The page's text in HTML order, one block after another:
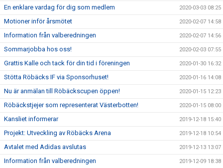
En enklare vardag för dig som medlem 2020-03-03 08:25
Motioner inför årsmötet 2020-02-07 14:58
Information från valberedningen 2020-02-07 14:56
Sommarjobba hos oss! 2020-02-03 07:55
Grattis Kalle och tack för din tid i föreningen 2020-01-30 16:32
Stötta Röbäcks IF via Sponsorhuset! 2020-01-16 14:08
Nu är anmälan till Röbäckscupen öppen! 2020-01-15 12:23
Röbäckstjejer som representerat Västerbotten! 2020-01-15 08:00
Kansliet informerar 2019-12-18 15:40
Projekt: Utveckling av Röbäcks Arena 2019-12-18 10:54
Avtalet med Adidas avslutas 2019-12-13 13:07
Information från valberedningen 2019-12-09 18:38